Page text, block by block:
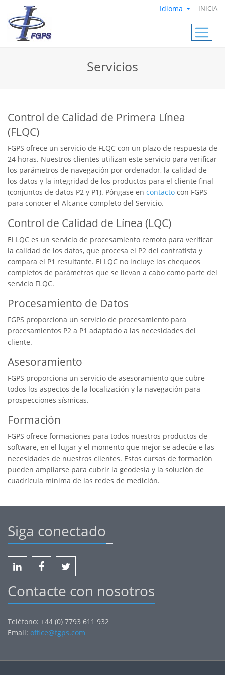
Idioma INICIA
Servicios
Control de Calidad de Primera Línea
(FLQC)
FGPS ofrece un servicio de FLQC con un plazo de respuesta de
24 horas. Nuestros clientes utilizan este servicio para verificar
los parámetros de navegación por ordenador, la calidad de
los datos y la integridad de los productos para el cliente final
(conjuntos de datos P2 y P1). Póngase en contacto con FGPS
para conocer el Alcance completo del Servicio.
Control de Calidad de Línea (LQC)
El LQC es un servicio de procesamiento remoto para verificar
la calidad de los datos, que procesa el P2 del contratista y
compara el P1 resultante. El LQC no incluye los chequeos
completos de parámetros que se llevan a cabo como parte del
servicio FLQC.
Procesamiento de Datos
FGPS proporciona un servicio de procesamiento para
procesamientos P2 a P1 adaptado a las necesidades del
cliente.
Asesoramiento
FGPS proporciona un servicio de asesoramiento que cubre
todos los aspectos de la localización y la navegación para
prospecciones sísmicas.
Formación
FGPS ofrece formaciones para todos nuestros productos de
software, en el lugar y el momento que mejor se adecúe e las
necesidades de nuestros clientes. Estos cursos de formación
pueden ampliarse para cubrir la geodesia y la solución de
cuadrícula mínima de las redes de medición.
Siga conectado
Contacte con nosotros
Teléfono: +44 (0) 7793 611 932
Email: office@fgps.com